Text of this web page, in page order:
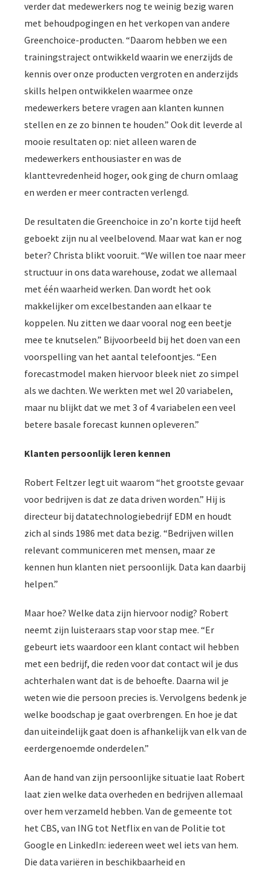
verder dat medewerkers nog te weinig bezig waren
met behoudpogingen en het verkopen van andere
Greenchoice-producten. “Daarom hebben we een
trainingstraject ontwikkeld waarin we enerzijds de
kennis over onze producten vergroten en anderzijds
skills helpen ontwikkelen waarmee onze
medewerkers betere vragen aan klanten kunnen
stellen en ze zo binnen te houden.” Ook dit leverde al
mooie resultaten op: niet alleen waren de
medewerkers enthousiaster en was de
klanttevredenheid hoger, ook ging de churn omlaag
en werden er meer contracten verlengd.
De resultaten die Greenchoice in zo’n korte tijd heeft
geboekt zijn nu al veelbelovend. Maar wat kan er nog
beter? Christa blikt vooruit. “We willen toe naar meer
structuur in ons data warehouse, zodat we allemaal
met één waarheid werken. Dan wordt het ook
makkelijker om excelbestanden aan elkaar te
koppelen. Nu zitten we daar vooral nog een beetje
mee te knutselen.” Bijvoorbeeld bij het doen van een
voorspelling van het aantal telefoontjes. “Een
forecastmodel maken hiervoor bleek niet zo simpel
als we dachten. We werkten met wel 20 variabelen,
maar nu blijkt dat we met 3 of 4 variabelen een veel
betere basale forecast kunnen opleveren.”
Klanten persoonlijk leren kennen
Robert Feltzer legt uit waarom “het grootste gevaar
voor bedrijven is dat ze data driven worden.” Hij is
directeur bij datatechnologiebedrijf EDM en houdt
zich al sinds 1986 met data bezig. “Bedrijven willen
relevant communiceren met mensen, maar ze
kennen hun klanten niet persoonlijk. Data kan daarbij
helpen.”
Maar hoe? Welke data zijn hiervoor nodig? Robert
neemt zijn luisteraars stap voor stap mee. “Er
gebeurt iets waardoor een klant contact wil hebben
met een bedrijf, die reden voor dat contact wil je dus
achterhalen want dat is de behoefte. Daarna wil je
weten wie die persoon precies is. Vervolgens bedenk je
welke boodschap je gaat overbrengen. En hoe je dat
dan uiteindelijk gaat doen is afhankelijk van elk van de
eerdergenoemde onderdelen.”
Aan de hand van zijn persoonlijke situatie laat Robert
laat zien welke data overheden en bedrijven allemaal
over hem verzameld hebben. Van de gemeente tot
het CBS, van ING tot Netflix en van de Politie tot
Google en LinkedIn: iedereen weet wel iets van hem.
Die data variëren in beschikbaarheid en